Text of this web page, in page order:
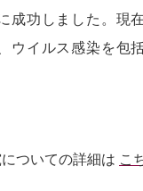
成功しました。現
ウイルス感染を包
ついての詳細は こ